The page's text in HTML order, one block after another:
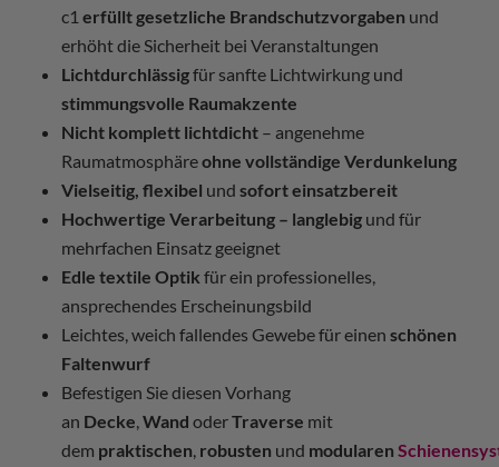
c1 erfüllt gesetzliche Brandschutzvorgaben und
erhöht die Sicherheit bei Veranstaltungen
Lichtdurchlässigfür sanfte Lichtwirkung und
stimmungsvolle Raumakzente
Nicht komplett lichtdicht – angenehme
Raumatmosphäreohne vollständige Verdunkelung
Vielseitig, flexibel und sofort einsatzbereit
Hochwertige Verarbeitung – langlebig und für
mehrfachen Einsatz geeignet
Edle textile Optik für ein professionelles,
ansprechendes Erscheinungsbild
Leichtes, weich fallendes Gewebe für einen schönen
Faltenwurf
Befestigen Sie diesen Vorhang
an Decke,Wand oderTraverse mit
dem praktischen, robusten und modularen